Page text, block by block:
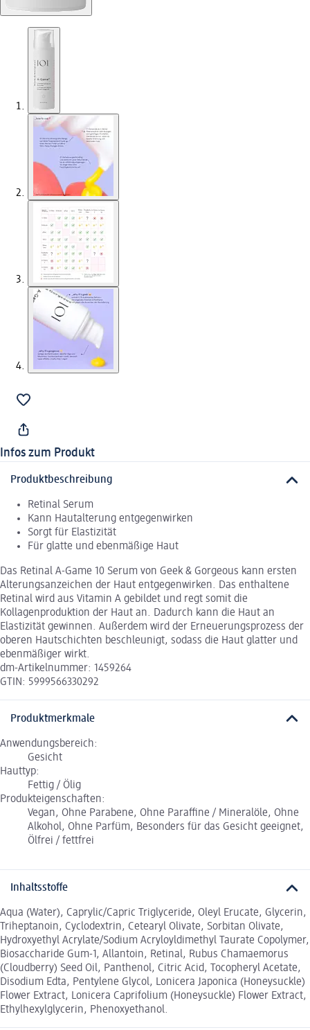
Infos zum Produkt
Produktbeschreibung
Retinal Serum
Kann Hautalterung entgegenwirken
Sorgt für Elastizität
Für glatte und ebenmäßige Haut
Das Retinal A-Game 10 Serum von Geek & Gorgeous kann ersten
Alterungsanzeichen der Haut entgegenwirken. Das enthaltene
Retinal wird aus Vitamin A gebildet und regt somit die
Kollagenproduktion der Haut an. Dadurch kann die Haut an
Elastizität gewinnen. Außerdem wird der Erneuerungsprozess der
oberen Hautschichten beschleunigt, sodass die Haut glatter und
ebenmäßiger wirkt.
dm-Artikelnummer: 1459264
GTIN: 5999566330292
Produktmerkmale
Anwendungsbereich:
Gesicht
Hauttyp:
Fettig / Ölig
Produkteigenschaften:
Vegan, Ohne Parabene, Ohne Paraffine / Mineralöle, Ohne
Alkohol, Ohne Parfüm, Besonders für das Gesicht geeignet,
Ölfrei / fettfrei
Inhaltsstoffe
Aqua (Water), Caprylic/Capric Triglyceride, Oleyl Erucate, Glycerin,
Triheptanoin, Cyclodextrin, Cetearyl Olivate, Sorbitan Olivate,
Hydroxyethyl Acrylate/Sodium Acryloyldimethyl Taurate Copolymer,
Biosaccharide Gum-1, Allantoin, Retinal, Rubus Chamaemorus
(Cloudberry) Seed Oil, Panthenol, Citric Acid, Tocopheryl Acetate,
Disodium Edta, Pentylene Glycol, Lonicera Japonica (Honeysuckle)
Flower Extract, Lonicera Caprifolium (Honeysuckle) Flower Extract,
Ethylhexylglycerin, Phenoxyethanol.